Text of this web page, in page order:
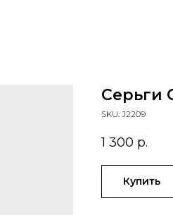
Серьги
SKU: J2209
1 300 р.
Купить